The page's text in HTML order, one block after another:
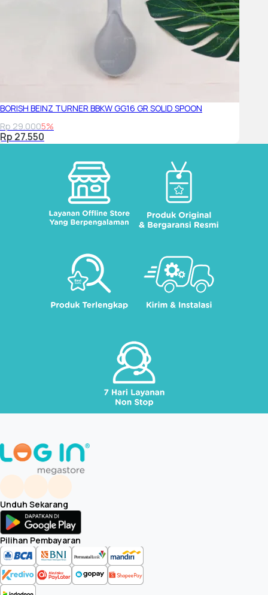
BORISH BEINZ TURNER BBKW GG16 GR SOLID SPOON
Rp 29.0005%
Rp 27.550
Unduh Sekarang
Pilihan Pembayaran